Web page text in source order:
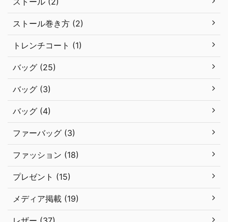
ストール巻き方 (2)
トレンチコート (1)
バッグ (25)
バッグ (3)
バッグ (4)
ファーバッグ (3)
ファッション (18)
プレゼント (15)
メディア掲載 (19)